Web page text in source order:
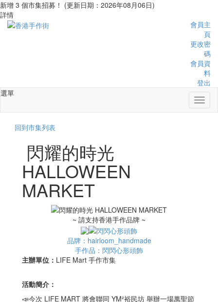
新增 3 個市集招募！ (更新日期：2026年08月06日)
詳情
會員主
頁
更改密
碼
會員資
料
登出
選單
回到市集列表
閃耀的時光
HALLOWEEN
MARKET
~ 請支持香港手作品牌 ~
品牌：hairloom_handmade
手作品：閃閃心形頭飾
主辦單位： LIFE Mart 手作市集
活動簡介：
📣今次 LIFE MART 將會聯同 YM²裕民坊 舉辦一場萬聖節